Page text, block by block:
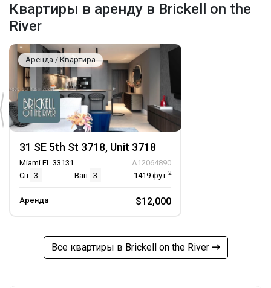
Квартиры в аренду в Brickell on the
River
Аренда / Квартира
31 SE 5th St 3718, Unit 3718
Miami FL 33131
A12064890
Сп. 3 Ван. 3 1419 фут.2
Аренда $12,000
Все квартиры в Brickell on the River